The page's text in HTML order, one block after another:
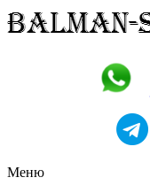
Меню